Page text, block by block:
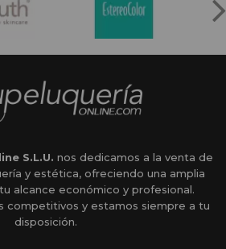
S.L.U. nos dedicamos a la venta de
y estética, ofreciendo una amplia
alcance económico y profesional.
competitivos y estamos siempre a tu
disposición.